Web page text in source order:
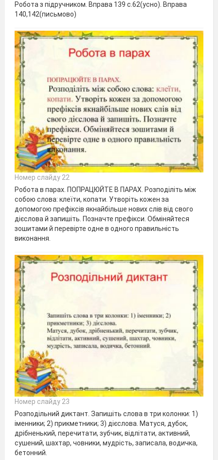
Робота з підручником. Вправа 139 с.62(усно). Вправа
140,142(письмово)
Номер слайду 22
Робота в парах. ПОПРАЦЮЙТЕ В ПАРАХ. Розподіліть між
собою слова: клеїти, копати. Утворіть кожен за
допомогою префіксів якнайбільше нових слів від свого
дієслова й запишіть. Позначте префікси. Обміняйтеся
зошитами й перевірте одне в одного правильність
виконання.
Номер слайду 23
Розподільний диктант. Запишіть слова в три колонки: 1)
іменники; 2) прикметники; 3) дієслова. Матуся, дубок,
дрібненький, перечитати, зубчик, відлітати, активний,
сушений, шахтар, човники, мудрість, записала, водичка,
бетонний.